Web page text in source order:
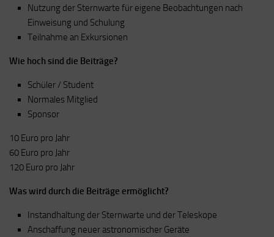
Nutzung der Sternwarte für eigene Beobachtungen nach
Einweisung und Schulung
Teilnahme an Exkursionen
Wie hoch sind die Beiträge?
Schüler / Student
Normales Mitglied
Sponsor
10 Euro pro Jahr
60 Euro pro Jahr
120 Euro pro Jahr
Was wird durch die Beiträge ermöglicht?
Instandhaltung der Sternwarte und der Teleskope
Anschaffung neuer astronomischer Geräte